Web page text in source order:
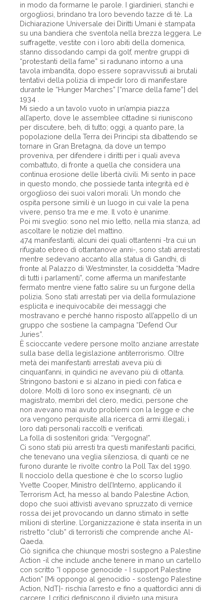
in modo da formarne le parole. I giardinieri, stanchi e
orgogliosi, brindano tra loro bevendo tazze di tè. La
Dichiarazione Universale dei Diritti Umani è stampata
su una bandiera che sventola nella brezza leggera. Le
suffragette, vestite con i loro abiti della domenica,
stanno dissodando campi da golf, mentre gruppi di
“protestanti della fame” si radunano intorno a una
tavola imbandita, dopo essere sopravvissuti ai brutali
tentativi della polizia di impedir loro di manifestare
durante le “Hunger Marches” [“marce della fame”] del
1934 .
Mi siedo a un tavolo vuoto in un’ampia piazza
all’aperto, dove le assemblee cittadine si riuniscono
per discutere, beh, di tutto; oggi, a quanto pare, la
popolazione della Terra dei Princìpi sta dibattendo se
tornare in Gran Bretagna, da dove un tempo
proveniva, per difendere i diritti per i quali aveva
combattuto, di fronte a quella che considera una
continua erosione delle libertà civili. Mi sento in pace
in questo mondo, che possiede tanta integrità ed è
orgoglioso dei suoi valori morali. Un mondo che
ospita persone simili è un luogo in cui vale la pena
vivere, penso tra me e me. Il voto è unanime.
Poi mi sveglio: sono nel mio letto, nella mia stanza, ad
ascoltare le notizie del mattino.
474 manifestanti, alcuni dei quali ottantenni -tra cui un
rifugiato ebreo di ottantanove anni-, sono stati arrestati
mentre sedevano accanto alla statua di Gandhi, di
fronte al Palazzo di Westminster, la cosiddetta “Madre
di tutti i parlamenti”, come afferma un manifestante
fermato mentre viene fatto salire su un furgone della
polizia. Sono stati arrestati per via della formulazione
esplicita e inequivocabile dei messaggi che
mostravano e perché hanno risposto all’appello di un
gruppo che sostiene la campagna “Defend Our
Juries”.
È scioccante vedere persone molto anziane arrestate
sulla base della legislazione antiterrorismo. Oltre
metà dei manifestanti arrestati aveva più di
cinquant’anni, in quindici ne avevano più di ottanta.
Stringono bastoni e si alzano in piedi con fatica e
dolore. Molti di loro sono ex insegnanti, c’è un
magistrato, membri del clero, medici, persone che
non avevano mai avuto problemi con la legge e che
ora vengono perquisite alla ricerca di armi illegali, i
loro dati personali raccolti e verificati.
La folla di sostenitori grida: “Vergogna!”.
Ci sono stati più arresti tra questi manifestanti pacifici,
che tenevano una veglia silenziosa, di quanti ce ne
furono durante le rivolte contro la Poll Tax del 1990.
Il nocciolo della questione è che lo scorso luglio
Yvette Cooper, Ministro dell’Interno, applicando il
Terrorism Act, ha messo al bando Palestine Action,
dopo che suoi attivisti avevano spruzzato di vernice
rossa dei jet provocando un danno stimato in sette
milioni di sterline. L’organizzazione è stata inserita in un
ristretto “club” di terroristi che comprende anche Al-
Qaeda.
Ciò significa che chiunque mostri sostegno a Palestine
Action -il che include anche tenere in mano un cartello
con scritto “I oppose genocide - I support Palestine
Action” [Mi oppongo al genocidio - sostengo Palestine
Action, NdT]- rischia l’arresto e fino a quattordici anni di
carcere. I critici definiscono il divieto una misura